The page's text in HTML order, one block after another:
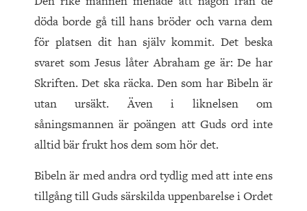
döda borde gå till hans bröder och varna dem
för platsen dit han själv kommit. Det beska
svaret som Jesus låter Abraham ge är: De har
Skriften. Det ska räcka. Den som har Bibeln är
utan ursäkt. Även i liknelsen om
såningsmannen är poängen att Guds ord inte
alltid bär frukt hos dem som hör det.
Bibeln är med andra ord tydlig med att inte ens
tillgång till Guds särskilda uppenbarelse i Ordet